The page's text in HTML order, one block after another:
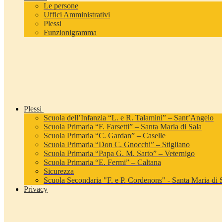
Le persone
Uffici Amministrativi
Plessi
Funzionigramma
Plessi
Scuola dell’Infanzia “L. e R. Talamini” – Sant’Angelo
Scuola Primaria “F. Farsetti” – Santa Maria di Sala
Scuola Primaria “C. Gardan” – Caselle
Scuola Primaria “Don C. Gnocchi” – Stigliano
Scuola Primaria “Papa G. M. Sarto” – Veternigo
Scuola Primaria “E. Fermi” – Caltana
Sicurezza
Scuola Secondaria "F. e P. Cordenons" - Santa Maria di
Privacy